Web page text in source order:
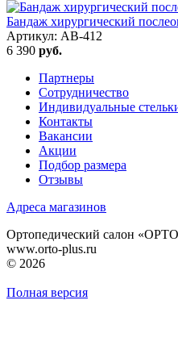
Бандаж хирургический
Артикул: AB-412
6 390 руб.
Партнеры
Сотрудничество
Индивидуальные
Контакты
Вакансии
Акции
Подбор размера
Отзывы
Адреса магазинов
Ортопедический салон
www.orto-plus.ru
© 2026
Полная версия